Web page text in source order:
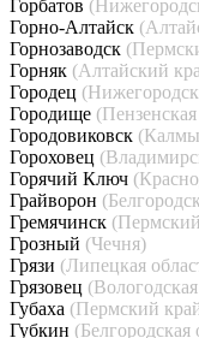
Горбатов
Горно-Алтайск
Горнозаводск
Горняк (Алтайский
Городец
Городище
Городовиковск
Гороховец
Горячий Ключ
Грайворон
Гремячинск
Грозный (Чечня)
Грязи (Липецкая
Грязовец
Губаха (Пермский
Губкин (Белгородская